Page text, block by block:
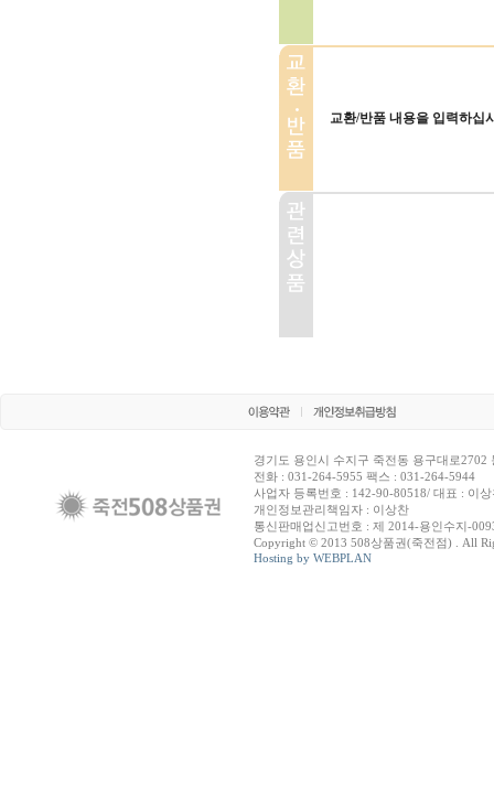
교환/반품 내용을 입력하십
경기도 용인시 수지구 죽전동 용구대로2702
전화 : 031-264-5955 팩스 : 031-264-5944
사업자 등록번호 : 142-90-80518/ 대표 : 이상
개인정보관리책임자 : 이상찬
통신판매업신고번호 : 제 2014-용인수지-
Copyright © 2013 508상품권(죽전점) . All
Hosting by WEBPLAN